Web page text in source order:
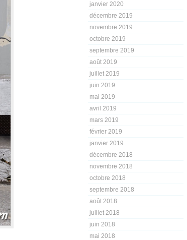
janvier 2020
décembre 2019
novembre 2019
octobre 2019
septembre 2019
août 2019
juillet 2019
juin 2019
mai 2019
avril 2019
mars 2019
février 2019
janvier 2019
décembre 2018
novembre 2018
octobre 2018
septembre 2018
août 2018
juillet 2018
juin 2018
mai 2018